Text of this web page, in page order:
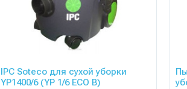
IPC Soteco для сухой уборки
YP1400/6 (YP 1/6 ECO B)